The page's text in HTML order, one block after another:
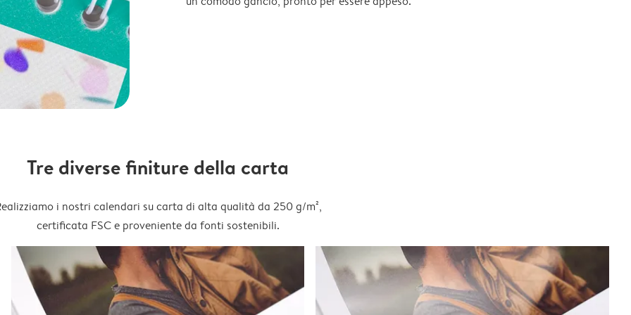
Tre diverse finiture della carta
i nostri calendari su carta di alta qualità da 250 g/m²,
certificata FSC e proveniente da fonti sostenibili.